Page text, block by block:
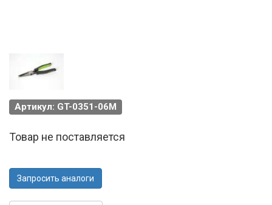
Артикул: GT-0351-06M
Товар не поставляется
Запросить аналоги